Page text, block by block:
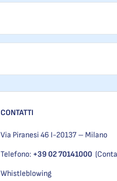
CONTATTI
Via Piranesi 46 I-20137 – Milano
Telefono: +39 02 70141000
Whistleblowing